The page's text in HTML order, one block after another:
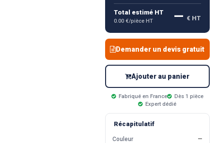
Total estimé HT
0.00 €/pièce HT — € HT
Demander un devis gratuit
Ajouter au panier
Fabriqué en France
Dès 1 pièce
Expert dédié
Récapitulatif
Couleur
—